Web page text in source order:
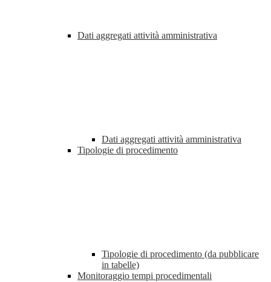
Dati aggregati attività amministrativa
Dati aggregati attività amministrativa
Tipologie di procedimento
Tipologie di procedimento (da pubblicare
in tabelle)
Monitoraggio tempi procedimentali